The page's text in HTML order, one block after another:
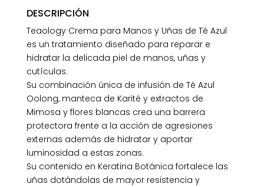
DESCRIPCIÓN
Teaology Crema para Manos y Uñas de Té Azul
es un tratamiento diseñado para reparar e
hidratar la delicada piel de manos, uñas y
cutículas.
Su combinación única de infusión de Té Azul
Oolong, manteca de Karité y extractos de
Mimosa y flores blancas crea una barrera
protectora frente a la acción de agresiones
externas además de hidratar y aportar
luminosidad a estas zonas.
Su contenido en Keratina Botánica fortalece las
uñas dotándolas de mayor resistencia y